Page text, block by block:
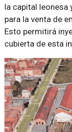
la capital leonesa
para la venta de
Esto permitirá
cubierta de esta